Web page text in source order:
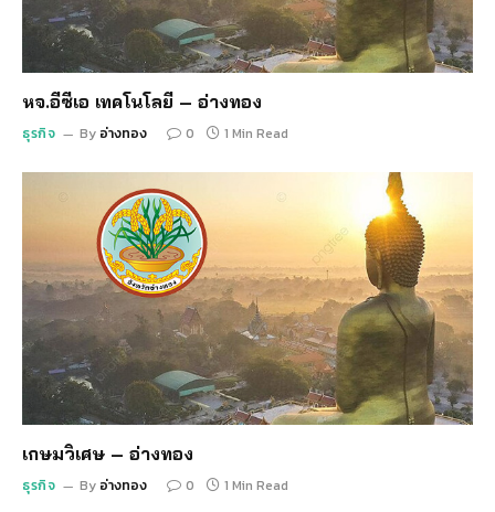
หจ.อีซีเอ เทคโนโลยี – อ่างทอง
ธุรกิจ By อ่างทอง 0 1 Min Read
เกษมวิเศษ – อ่างทอง
ธุรกิจ By อ่างทอง 0 1 Min Read